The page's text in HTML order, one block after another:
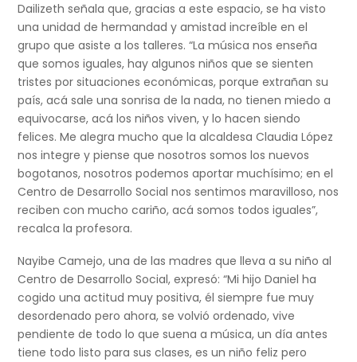
Dailizeth señala que, gracias a este espacio, se ha visto
una unidad de hermandad y amistad increíble en el
grupo que asiste a los talleres. “La música nos enseña
que somos iguales, hay algunos niños que se sienten
tristes por situaciones económicas, porque extrañan su
país, acá sale una sonrisa de la nada, no tienen miedo a
equivocarse, acá los niños viven, y lo hacen siendo
felices. Me alegra mucho que la alcaldesa Claudia López
nos integre y piense que nosotros somos los nuevos
bogotanos, nosotros podemos aportar muchísimo; en el
Centro de Desarrollo Social nos sentimos maravilloso, nos
reciben con mucho cariño, acá somos todos iguales”,
recalca la profesora.
Nayibe Camejo, una de las madres que lleva a su niño al
Centro de Desarrollo Social, expresó: “Mi hijo Daniel ha
cogido una actitud muy positiva, él siempre fue muy
desordenado pero ahora, se volvió ordenado, vive
pendiente de todo lo que suena a música, un día antes
tiene todo listo para sus clases, es un niño feliz pero